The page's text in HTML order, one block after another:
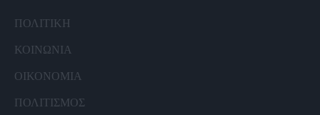
ΠΟΛΙΤΙΚΗ
ΚΟΙΝΩΝΙΑ
ΟΙΚΟΝΟΜΙΑ
ΠΟΛΙΤΙΣΜΟΣ